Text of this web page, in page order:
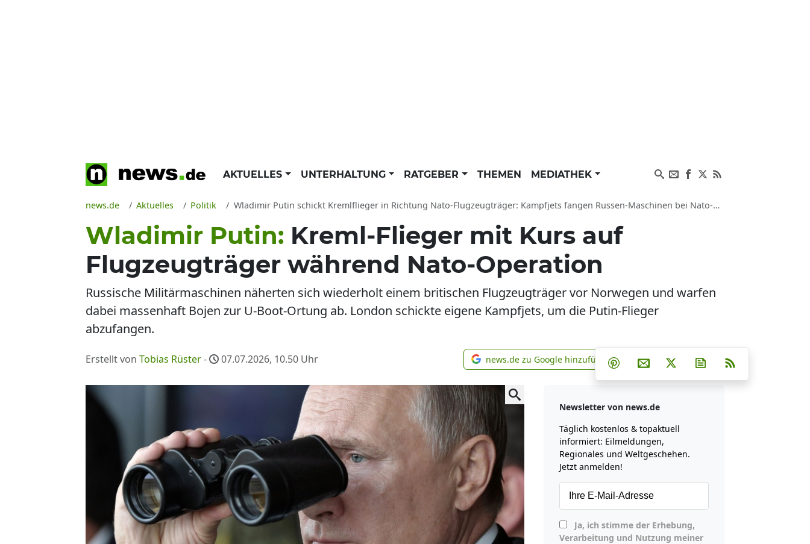
AKTUELLES UNTERHALTUNG RATGEBER THEMEN MEDIATHEK
news.de Aktuelles Politik Wladimir Putin schickt Kremlflieger in Richtung Nato-Flugzeugträger: Kampfjets fangen Russen-Maschinen bei Nato-Operation ab
Wladimir Putin: Kreml-Flieger mit Kurs auf
Flugzeugträger während Nato-Operation
Russische Militärmaschinen näherten sich wiederholt einem britischen Flugzeugträger vor Norwegen und warfen
dabei massenhaft Bojen zur U-Boot-Ortung ab. London schickte eigene Kampfjets, um die Putin-Flieger
abzufangen.
Erstellt von Tobias Rüster- 07.07.2026, 10.50 Uhr news.de zu Google hinzufügen
news.de zu Google hinzufügen Teilen auf Facebook
Teilen auf Whatsapp
Teilen auf Telegram
Teilen auf Pinterest
Per E-Mail teilen
Post auf XNewsletter
Newsletter von news.de
Täglich kostenlos & topaktuell
informiert: Eilmeldungen,
Regionales und Weltgeschehen.
Jetzt anmelden!
Verarbeitung und Nutzung meiner